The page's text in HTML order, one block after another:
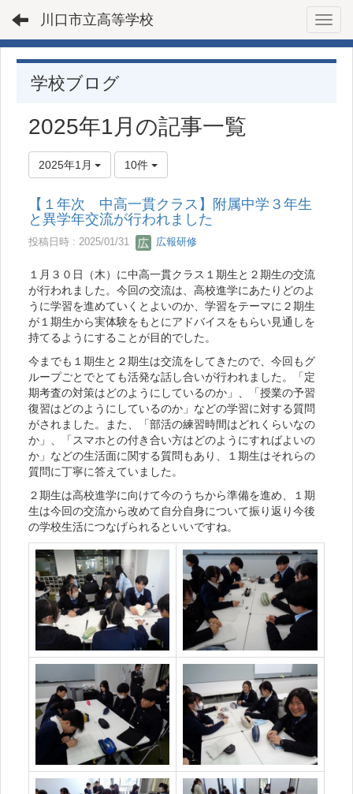
川口市立高等学校
学校ブログ
2025年1月の記事一覧
2025年1月 10件
【１年次 中高一貫クラス】附属中学３年生
と異学年交流が行われました
投稿日時 : 2025/01/31 広報研修
１月３０日（木）に中高一貫クラス１期生と２期生の交流
が行われました。今回の交流は、高校進学にあたりどのよ
うに学習を進めていくとよいのか、学習をテーマに２期生
が１期生から実体験をもとにアドバイスをもらい見通しを
持てるようにすることが目的でした。
今までも１期生と２期生は交流をしてきたので、今回もグ
ループごとでとても活発な話し合いが行われました。「定
期考査の対策はどのようにしているのか」、「授業の予習
復習はどのようにしているのか」などの学習に対する質問
がされました。また、「部活の練習時間はどれくらいなの
か」、「スマホとの付き合い方はどのようにすればよいの
か」などの生活面に関する質問もあり、１期生はそれらの
質問に丁寧に答えていました。
２期生は高校進学に向けて今のうちから準備を進め、１期
生は今回の交流から改めて自分自身について振り返り今後
の学校生活につなげられるといいですね。